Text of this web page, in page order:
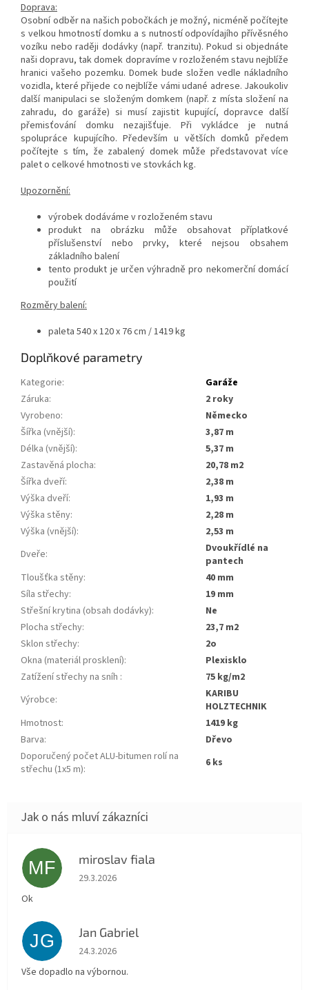
Doprava:
Osobní odběr na našich pobočkách je možný, nicméně počítejte
s velkou hmotností domku a s nutností odpovídajího přívěsného
vozíku nebo raději dodávky (např. tranzitu). Pokud si objednáte
naši dopravu, tak domek dopravíme v rozloženém stavu nejblíže
hranici vašeho pozemku. Domek bude složen vedle nákladního
vozidla, které přijede co nejblíže vámi udané adrese. Jakoukoliv
další manipulaci se složeným domkem (např. z místa složení na
zahradu, do garáže) si musí zajistit kupující, dopravce další
přemisťování domku nezajišťuje. Při vykládce je nutná
spolupráce kupujícího. Především u větších domků předem
počítejte s tím, že zabalený domek může představovat více
palet o celkové hmotnosti ve stovkách kg.
Upozornění:
výrobek dodáváme v rozloženém stavu
produkt na obrázku může obsahovat příplatkové
příslušenství nebo prvky, které nejsou obsahem
základního balení
tento produkt je určen výhradně pro nekomerční domácí
použití
Rozměry balení:
paleta 540 x 120 x 76 cm / 1419 kg
Doplňkové parametry
Kategorie:
Garáže
Záruka:
2 roky
Vyrobeno:
Německo
Šířka (vnější):
3,87 m
Délka (vnější):
5,37 m
Zastavěná plocha:
20,78 m2
Šířka dveří:
2,38 m
Výška dveří:
1,93 m
Výška stěny:
2,28 m
Výška (vnější):
2,53 m
Dveře:
dvoukřídlé na
pantech
Tloušťka stěny:
40 mm
Síla střechy:
19 mm
Střešní krytina (obsah dodávky):
ne
Plocha střechy:
23,7 m2
Sklon střechy:
2o
Okna (materiál prosklení):
plexisklo
Zatížení střechy na sníh :
75 kg/m2
Výrobce:
KARIBU
HOLZTECHNIK
Hmotnost:
1419 kg
Barva:
dřevo
Doporučený počet ALU-bitumen rolí na
střechu (1x5 m): 6 ks
MF miroslav fiala
Hodnocení obchodu je 5 z 5 hvězdiček.
29.3.2026
Ok
JG Jan Gabriel
Hodnocení obchodu je 5 z 5 hvězdiček.
24.3.2026
Vše dopadlo na výbornou.